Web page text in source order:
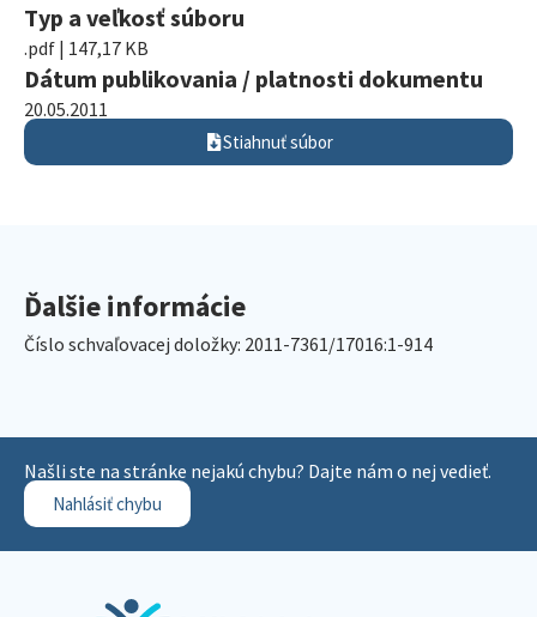
Typ a veľkosť súboru
.pdf | 147,17 KB
Dátum publikovania / platnosti dokumentu
20.05.2011
Stiahnuť súbor
Ďalšie informácie
Číslo schvaľovacej doložky: 2011-7361/17016:1-914
Našli ste na stránke nejakú chybu? Dajte nám o nej vedieť.
Nahlásiť chybu